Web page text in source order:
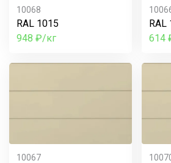
10068
RAL 1015
948 ₽/кг
RAL
614
10067